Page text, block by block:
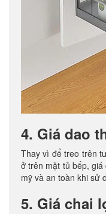
4. Giá dao
Thay vì để treo trên
ở trên mặt tủ bếp,
mỹ và an toàn khi sử
5. Giá chai